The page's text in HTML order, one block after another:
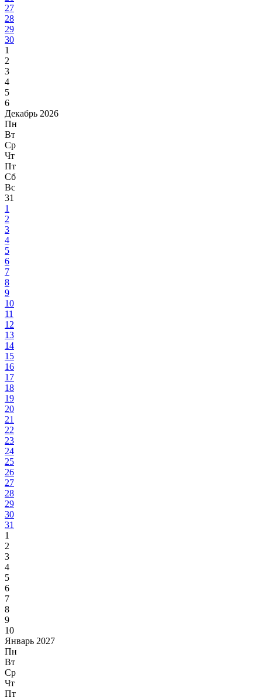
27
28
29
30
1
2
3
4
5
6
Декабрь 2026
Пн
Вт
Ср
Чт
Пт
Сб
Вс
31
1
2
3
4
5
6
7
8
9
10
11
12
13
14
15
16
17
18
19
20
21
22
23
24
25
26
27
28
29
30
31
1
2
3
4
5
6
7
8
9
10
Январь 2027
Пн
Вт
Ср
Чт
Пт